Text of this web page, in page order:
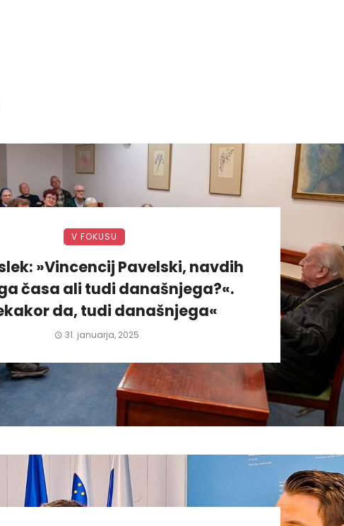
V FOKUSU
»Vincencij Pavelski, navdih
časa ali tudi današnjega?«.
da, tudi današnjega«
31. januarja, 2025